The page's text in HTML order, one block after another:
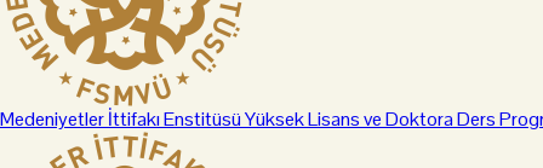
Medeniyetler İttifakı Enstitüsü Yüksek Lisans ve Doktora Ders